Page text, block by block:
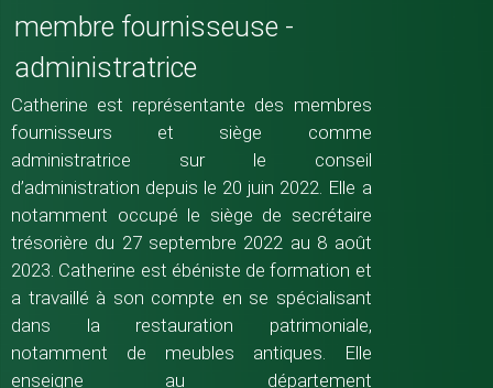
membre fournisseuse -
administratrice
Catherine est représentante des membres
fournisseurs et siège comme
administratrice sur le conseil
d’administration depuis le 20 juin 2022. Elle a
notamment occupé le siège de secrétaire
trésorière du 27 septembre 2022 au 8 août
2023. Catherine est ébéniste de formation et
a travaillé à son compte en se spécialisant
dans la restauration patrimoniale,
notamment de meubles antiques. Elle
enseigne au département